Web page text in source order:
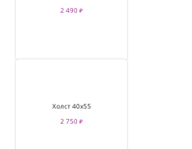
2 490 ₽
Холст 40х55
2 750 ₽